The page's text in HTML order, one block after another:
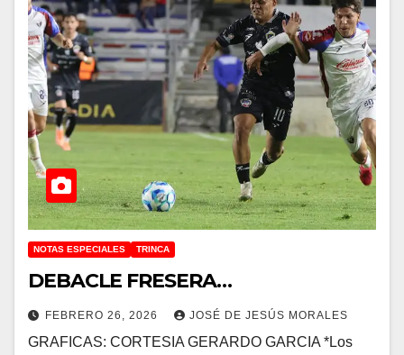
NOTAS ESPECIALES TRINCA
DEBACLE FRESERA…
FEBRERO 26, 2026 JOSÉ DE JESÚS MORALES
GRAFICAS: CORTESIA GERARDO GARCIA *Los